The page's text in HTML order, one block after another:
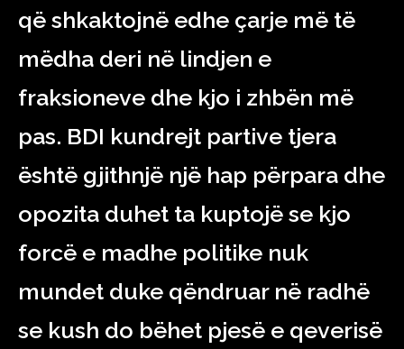
që shkaktojnë edhe çarje më të
mëdha deri në lindjen e
fraksioneve dhe kjo i zhbën më
pas. BDI kundrejt partive tjera
është gjithnjë një hap përpara dhe
opozita duhet ta kuptojë se kjo
forcë e madhe politike nuk
mundet duke qëndruar në radhë
se kush do bëhet pjesë e qeverisë